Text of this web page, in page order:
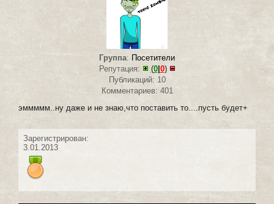
Группа: Посетители
Репутация:
(0| 0)
Публикаций: 10
Комментариев: 401
эммммм..ну даже и не знаю,что поставить то....пусть будет+
Зарегистрирован:
3.01.2013